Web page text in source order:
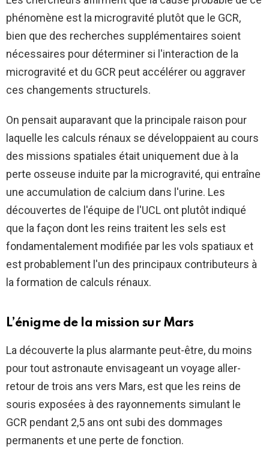
phénomène est la microgravité plutôt que le GCR,
bien que des recherches supplémentaires soient
nécessaires pour déterminer si l'interaction de la
microgravité et du GCR peut accélérer ou aggraver
ces changements structurels.
On pensait auparavant que la principale raison pour
laquelle les calculs rénaux se développaient au cours
des missions spatiales était uniquement due à la
perte osseuse induite par la microgravité, qui entraîne
une accumulation de calcium dans l'urine. Les
découvertes de l'équipe de l'UCL ont plutôt indiqué
que la façon dont les reins traitent les sels est
fondamentalement modifiée par les vols spatiaux et
est probablement l'un des principaux contributeurs à
la formation de calculs rénaux.
L’énigme de la mission sur Mars
La découverte la plus alarmante peut-être, du moins
pour tout astronaute envisageant un voyage aller-
retour de trois ans vers Mars, est que les reins de
souris exposées à des rayonnements simulant le
GCR pendant 2,5 ans ont subi des dommages
permanents et une perte de fonction.